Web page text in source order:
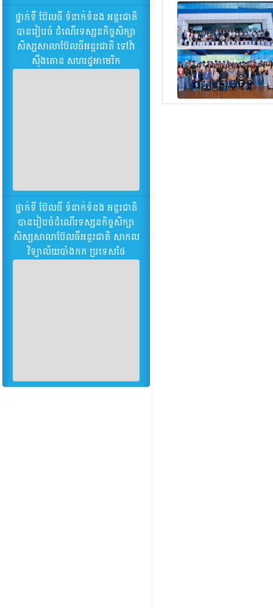
ថ្នាក់ទី ប៊ែល​ធី​ ទំ​នាក់​ទំ​នង​ អន្តរ​ជាតិ​
បាន​រៀប​ចំ​ ដំ​ណើរ​ទស្សន​កិច្ច​សិក្សា​
សិស្ស​សា​លា​ប៊ែលធី​អន្តរ​ជាតិ​ ទៅ​វ៉ា​
ស៊ីង​តោន ​សហ​រដ្ឋ​អា​មេ​រិក
ថ្នាក់ទី ប៊ែល​ធី​ ទំ​នាក់​ទំ​នង​ អន្តរ​ជាតិ​
បាន​រៀប​ចំ​ដំ​ណើរ​ទស្សន​កិច្ច​សិក្សា​
សិស្ស​សា​លា​ប៊ែល​ធី​អន្តរ​ជាតិ​ សា​កល​
វិ​ទ្យា​ល័យ​បាំង​កក​ ប្រ​ទេស​ថៃ